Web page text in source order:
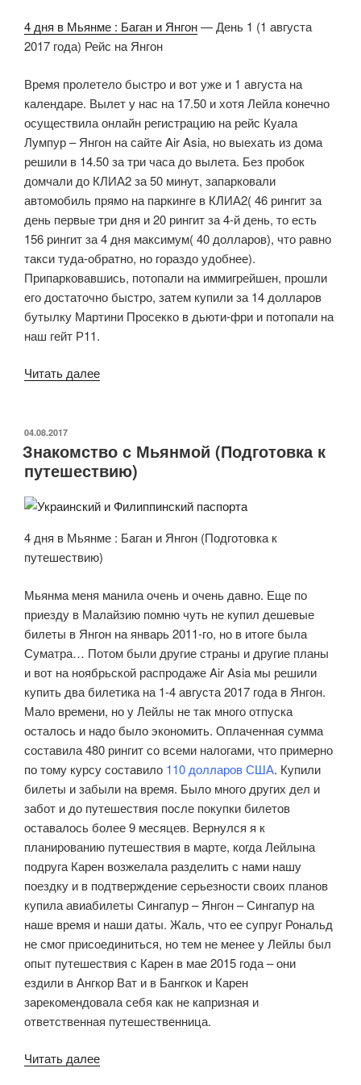
4 дня в Мьянме : Баган и Янгон— День 1 (1 августа
2017 года) Рейс на Янгон
Время пролетело быстро и вот уже и 1 августа на
календаре. Вылет у нас на 17.50 и хотя Лейла конечно
осуществила онлайн регистрацию на рейс Куала
Лумпур – Янгон на сайте Air Asia, но выехать из дома
решили в 14.50 за три часа до вылета. Без пробок
домчали до КЛИА2 за 50 минут, запарковали
автомобиль прямо на паркинге в КЛИА2( 46 рингит за
день первые три дня и 20 рингит за 4-й день, то есть
156 рингит за 4 дня максимум( 40 долларов), что равно
такси туда-обратно, но гораздо удобнее).
Припарковавшись, потопали на иммигрейшен, прошли
его достаточно быстро, затем купили за 14 долларов
бутылку Мартини Просекко в дьюти-фри и потопали на
наш гейт Р11.
Читать далее«Рейс
ОПУБЛИКОВАНО
04.08.2017
Знакомство с Мьянмой (Подготовка к
путешествию)
4 дня в Мьянме : Баган и Янгон (Подготовка к
путешествию)
Мьянма меня манила очень и очень давно. Еще по
приезду в Малайзию помню чуть не купил дешевые
билеты в Янгон на январь 2011-го, но в итоге была
Суматра… Потом были другие страны и другие планы
и вот на ноябрьской распродаже Air Asia мы решили
купить два билетика на 1-4 августа 2017 года в Янгон.
Мало времени, но у Лейлы не так много отпуска
осталось и надо было экономить. Оплаченная сумма
составила 480 рингит со всеми налогами, что примерно
по тому курсу составило 110 долларов США. Купили
билеты и забыли на время. Было много других дел и
забот и до путешествия после покупки билетов
оставалось более 9 месяцев. Вернулся я к
планированию путешествия в марте, когда Лейлына
подруга Карен возжелала разделить с нами нашу
поездку и в подтверждение серьезности своих планов
купила авиабилеты Сингапур – Янгон – Сингапур на
наше время и наши даты. Жаль, что ее супруг Рональд
не смог присоединиться, но тем не менее у Лейлы был
опыт путешествия с Карен в мае 2015 года – они
ездили в Ангкор Ват и в Бангкок и Карен
зарекомендовала себя как не капризная и
ответственная путешественница.
Читать далее«Знакомство